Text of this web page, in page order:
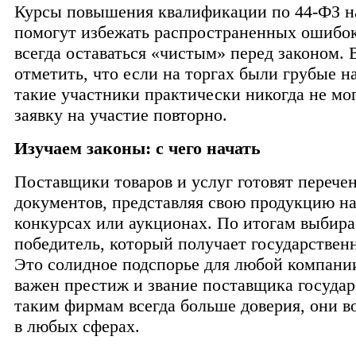
Курсы повышения квалификации по 44-ФЗ
помогут избежать распространенных
всегда оставаться «чистым» перед законом.
отметить, что если на торгах были грубые
такие участники практически никогда не
заявку на участие повторно.
Изучаем законы: с чего начать
Поставщики товаров и услуг готовят
документов, представляя свою продукцию
конкурсах или аукционах. По итогам
победитель, который получает
Это солидное подспорье для любой
важен престиж и звание поставщика
таким фирмам всегда больше доверия, они
в любых сферах.